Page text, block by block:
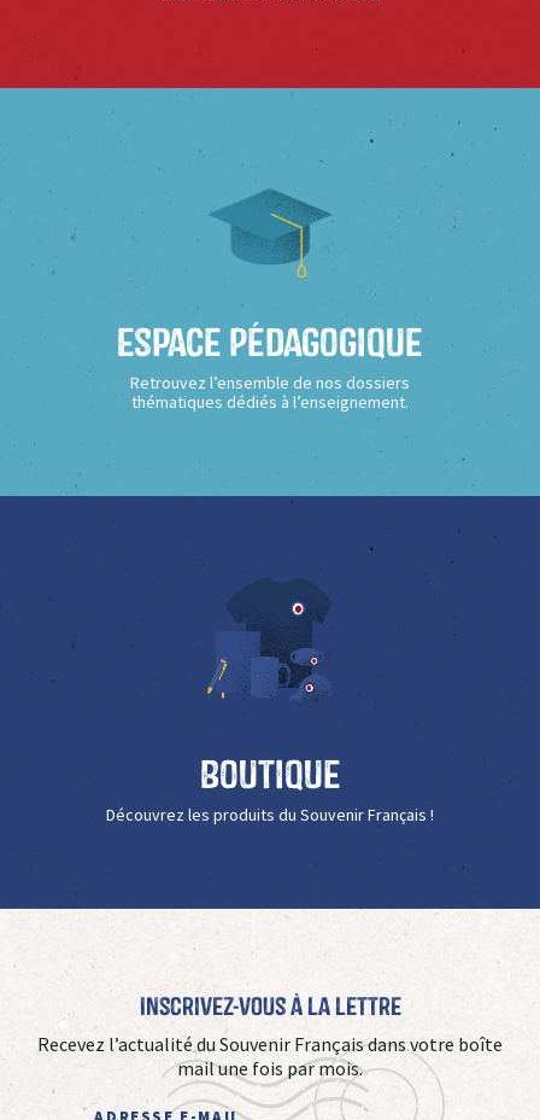
Espace Pédagogique
Retrouvez l’ensemble de nos dossiers
thématiques dédiés à l’enseignement.
Boutique
Découvrez les produits du Souvenir Français !
Inscrivez-vous à La Lettre
Recevez l’actualité du Souvenir Français dans votre boîte
mail une fois par mois.